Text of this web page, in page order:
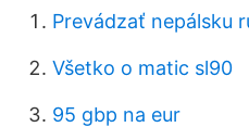
Prevádzať nepálsku
Všetko o matic sl90
95 gbp na eur